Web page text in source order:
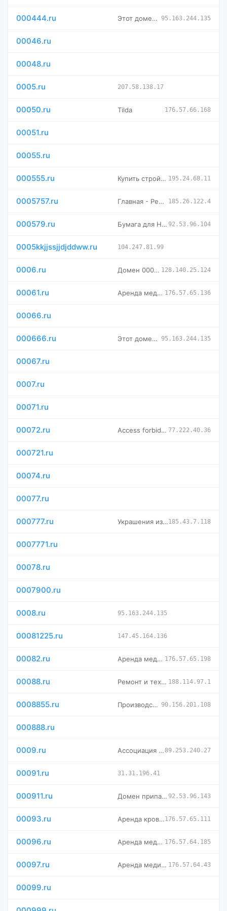
000444.ru Этот домен продаётся 95.163.244.135
00046.ru
00048.ru
0005.ru 207.58.138.17
00050.ru Tilda 176.57.66.168
00051.ru
00055.ru
000555.ru Купить стройматериалы в СПб - интернет-магазин "Три пятерки" 195.24.68.11
0005757.ru Главная - Решаем деловые проблемы с 2005 года. 185.26.122.4
000579.ru Бумага для HoReCa 92.53.96.104
0005kkjjssjjdjddww.ru 104.247.81.99
0006.ru Домен 0006.ru продаётся — Rename 128.140.25.124
00061.ru Аренда медицинских кроватей в городе Ростов-на-Дону и Ростов 176.57.65.136
00066.ru
000666.ru Этот домен продаётся 95.163.244.135
00067.ru
0007.ru
00071.ru
00072.ru Access forbidden! 77.222.40.36
000721.ru
00074.ru
00077.ru
000777.ru Украшения из натуральных камней. Бусы из натурального камня185.43.7.118
0007771.ru
00078.ru
0007900.ru
0008.ru 95.163.244.135
00081225.ru 147.45.164.136
00082.ru Аренда медицинской кровати Симферополь, Севастополе и весь К 176.57.65.198
00088.ru Ремонт и техническое обслуживание: почему стоит доверять про 188.114.97.1
0008855.ru Производство строительных лесов | Продажа рамных лесов в Мос 90.156.201.108
000888.ru
0009.ru Ассоциация "Девятичи" 89.253.240.27
00091.ru 31.31.196.41
000911.ru Домен припаркован в Timeweb 92.53.96.143
00093.ru Аренда кроватей для лежачих больных, инвалидных колясок и ки176.57.65.111
00096.ru Аренда медицинских кроватей в Екатеринбурге и Свердловской о 176.57.64.185
00097.ru Аренда медицинских кроватей в Москве и Московской области 176.57.64.43
00099.ru